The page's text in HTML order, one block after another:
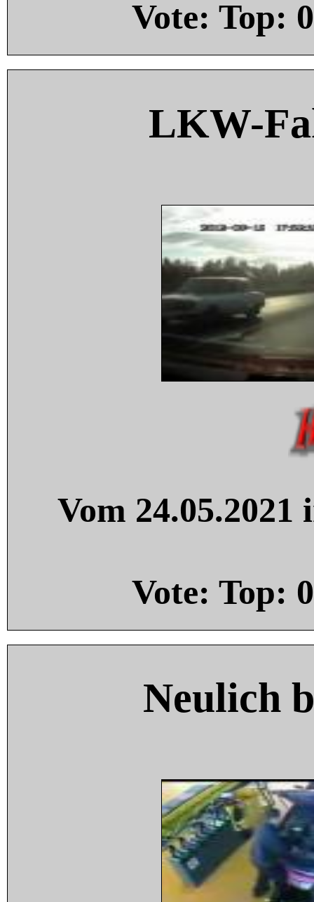
Vote: Top: 0
LKW-
Vom
Vote: Top: 0
Neulich